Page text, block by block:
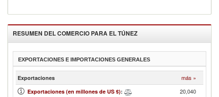
RESUMEN DEL COMERCIO PARA ELTÚNEZ
EXPORTACIONES E IMPORTACIONES GENERALES
Exportaciones más »
Exportaciones (en millones de US $): 20,040